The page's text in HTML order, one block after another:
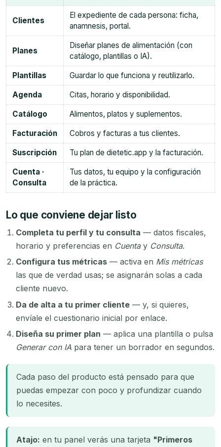
Clientes
El expediente de cada persona: ficha,
anamnesis, portal.
Planes
Diseñar planes de alimentación (con
catálogo, plantillas o IA).
Plantillas Guardar lo que funciona y reutilizarlo.
Agenda Citas, horario y disponibilidad.
Catálogo Alimentos, platos y suplementos.
Facturación Cobros y facturas a tus clientes.
Suscripción Tu plan de dietetic.app y la facturación.
Cuenta ·
Consulta
Tus datos, tu equipo y la configuración
de la práctica.
Lo que conviene dejar listo
Completa tu perfil y tu consulta — datos fiscales,
horario y preferencias en Cuentay Consulta.
Configura tus métricas — activa en Mis métricas
las que de verdad usas; se asignarán solas a cada
cliente nuevo.
Da de alta a tu primer cliente — y, si quieres,
envíale el cuestionario inicial por enlace.
Diseña su primer plan — aplica una plantilla o pulsa
Generar con IA para tener un borrador en segundos.
Cada paso del producto está pensado para que
puedas empezar con poco y profundizar cuando
lo necesites.
Atajo: en tu panel verás una tarjeta "Primeros